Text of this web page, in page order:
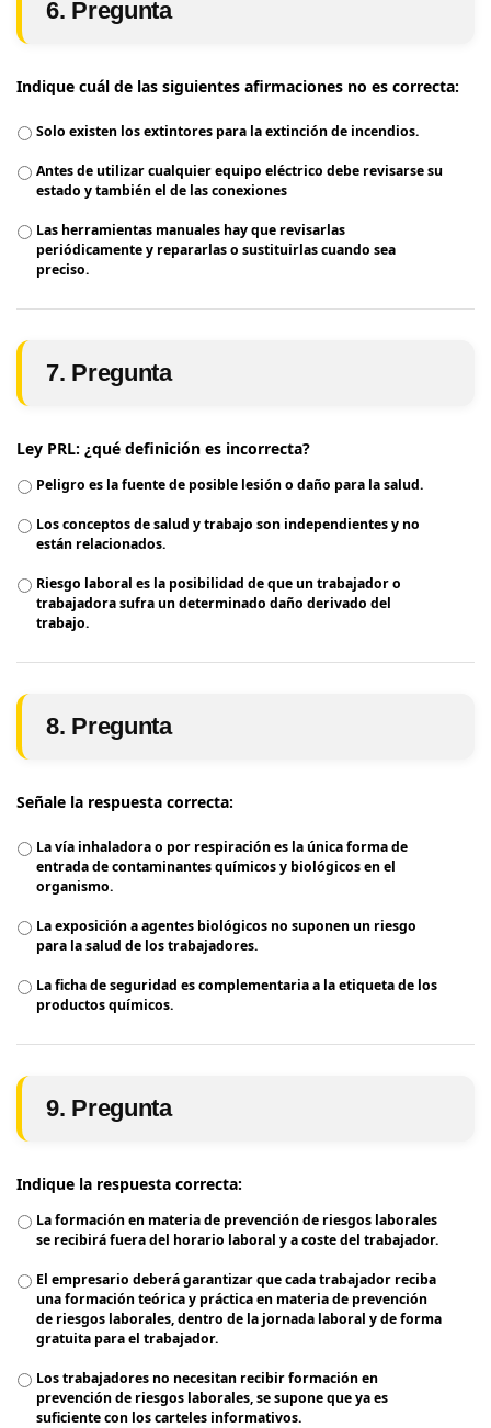
6. Pregunta
Indique cuál de las siguientes afirmaciones no es correcta:
Solo existen los extintores para la extinción de incendios.
Antes de utilizar cualquier equipo eléctrico debe revisarse su
estado y también el de las conexiones
Las herramientas manuales hay que revisarlas
periódicamente y repararlas o sustituirlas cuando sea
preciso.
7. Pregunta
Ley PRL: ¿qué definición es incorrecta?
Peligro es la fuente de posible lesión o daño para la salud.
Los conceptos de salud y trabajo son independientes y no
están relacionados.
Riesgo laboral es la posibilidad de que un trabajador o
trabajadora sufra un determinado daño derivado del
trabajo.
8. Pregunta
Señale la respuesta correcta:
La vía inhaladora o por respiración es la única forma de
entrada de contaminantes químicos y biológicos en el
organismo.
La exposición a agentes biológicos no suponen un riesgo
para la salud de los trabajadores.
La ficha de seguridad es complementaria a la etiqueta de los
productos químicos.
9. Pregunta
Indique la respuesta correcta:
La formación en materia de prevención de riesgos laborales
se recibirá fuera del horario laboral y a coste del trabajador.
El empresario deberá garantizar que cada trabajador reciba
una formación teórica y práctica en materia de prevención
de riesgos laborales, dentro de la jornada laboral y de forma
gratuita para el trabajador.
Los trabajadores no necesitan recibir formación en
prevención de riesgos laborales, se supone que ya es
suficiente con los carteles informativos.